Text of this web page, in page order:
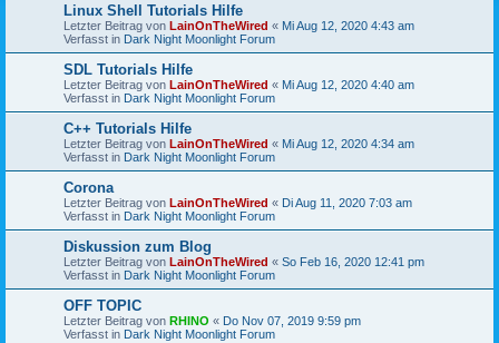
Linux Shell Tutorials Hilfe
Letzter Beitrag von LainOnTheWired « Mi Aug 12, 2020 4:43 am
Verfasst in Dark Night Moonlight Forum
SDL Tutorials Hilfe
Letzter Beitrag von LainOnTheWired « Mi Aug 12, 2020 4:40 am
Verfasst in Dark Night Moonlight Forum
C++ Tutorials Hilfe
Letzter Beitrag von LainOnTheWired « Mi Aug 12, 2020 4:34 am
Verfasst in Dark Night Moonlight Forum
Corona
Letzter Beitrag von LainOnTheWired « Di Aug 11, 2020 7:03 am
Verfasst in Dark Night Moonlight Forum
Diskussion zum Blog
Letzter Beitrag von LainOnTheWired « So Feb 16, 2020 12:41 pm
Verfasst in Dark Night Moonlight Forum
OFF TOPIC
Letzter Beitrag von RHINO « Do Nov 07, 2019 9:59 pm
Verfasst in Dark Night Moonlight Forum